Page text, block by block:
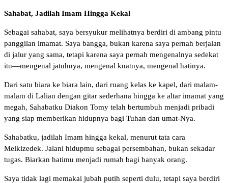
Sahabat, Jadilah Imam Hingga Kekal
Sebagai sahabat, saya bersyukur melihatnya berdiri di ambang pintu
panggilan imamat. Saya bangga, bukan karena saya pernah berjalan
di jalur yang sama, tetapi karena saya pernah mengenalnya sedekat
itu—mengenal jatuhnya, mengenal kuatnya, mengenal hatinya.
Dari satu biara ke biara lain, dari ruang kelas ke kapel, dari malam-
malam di Lalian dengan gitar sederhana hingga ke altar imamat yang
megah, Sahabatku Diakon Tomy telah bertumbuh menjadi pribadi
yang siap memberikan hidupnya bagi Tuhan dan umat-Nya.
Sahabatku, jadilah Imam hingga kekal, menurut tata cara
Melkizedek. Jalani hidupmu sebagai persembahan, bukan sekadar
tugas. Biarkan hatimu menjadi rumah bagi banyak orang.
Saya tidak lagi memakai jubah putih seperti dulu, tetapi saya berdiri